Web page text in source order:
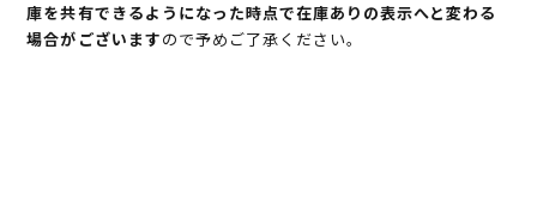
庫を共有できるようになった時点で在庫ありの表示へと変わる
場合がございますので予めご了承ください。